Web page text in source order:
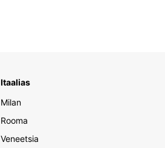
Itaalias
Milan
Rooma
Veneetsia